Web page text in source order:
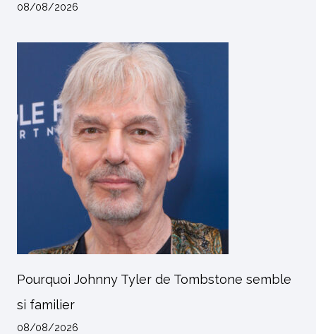
08/08/2026
Pourquoi Johnny Tyler de Tombstone semble
si familier
08/08/2026